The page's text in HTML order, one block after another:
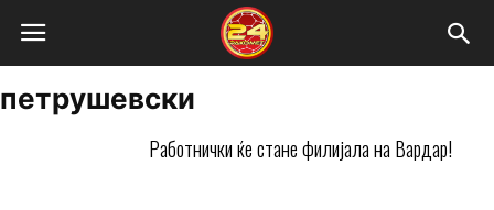
петрушевски
Работнички ќе стане филијала на Вардар!